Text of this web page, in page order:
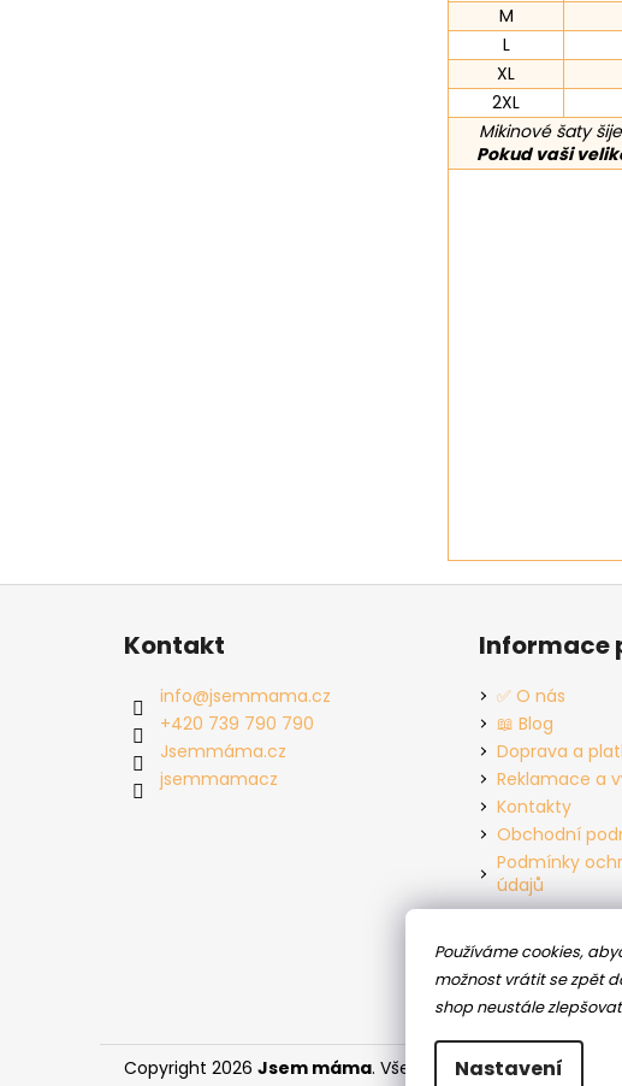
Používáme cookies,
možnost vrátit se zpět
shop neustále
Nastavení
M
L
XL
2XL
Mikinové šaty
Pokud vaši
Z
Kontakt
info@jsemmama.cz
+420 739 790 790
Jsemmáma.cz
jsemmamacz
Informace
✅ O nás
📖 Blog
Doprava a
Reklamace a
Kontakty
Obchodní
Podmínky
údajů
Copyright 2026 Jsem máma. Všechna práva vyhrazena.